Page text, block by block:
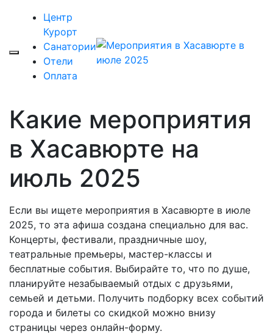
Центр
Курорт
Санатории
Отели
Оплата
Какие мероприятия
в Хасавюрте на
июль 2025
Если вы ищете мероприятия в Хасавюрте в июле
2025, то эта афиша создана специально для вас.
Концерты, фестивали, праздничные шоу,
театральные премьеры, мастер-классы и
бесплатные события. Выбирайте то, что по душе,
планируйте незабываемый отдых с друзьями,
семьей и детьми. Получить подборку всех событий
города и билеты со скидкой можно внизу
страницы через онлайн-форму.